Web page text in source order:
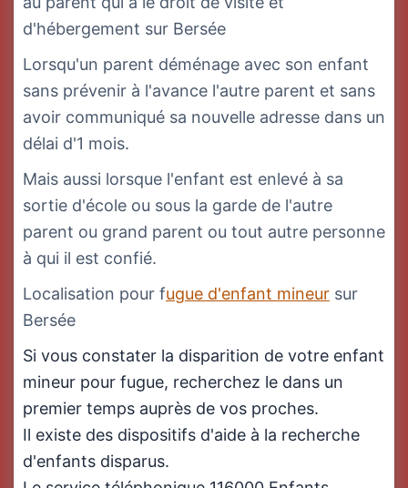
d'hébergement sur Bersée
Lorsqu'un parent déménage avec son enfant
sans prévenir à l'avance l'autre parent et sans
avoir communiqué sa nouvelle adresse dans un
délai d'1 mois.
Mais aussi lorsque l'enfant est enlevé à sa
sortie d'école ou sous la garde de l'autre
parent ou grand parent ou tout autre personne
à qui il est confié.
Localisation pour fugue d'enfant mineur sur
Bersée
Si vous constater la disparition de votre enfant
mineur pour fugue, recherchez le dans un
premier temps auprès de vos proches.
Il existe des dispositifs d'aide à la recherche
d'enfants disparus.